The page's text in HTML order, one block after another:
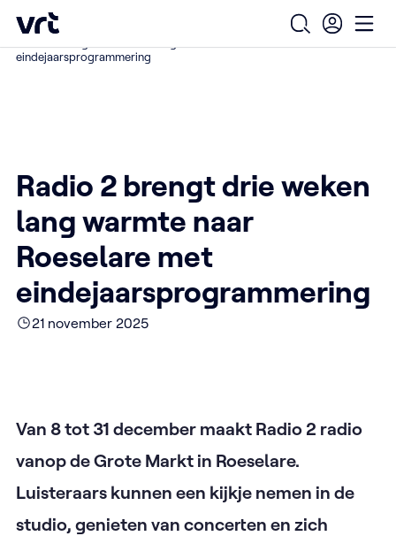
Ga naar de hoofdinhoud
VRT (home)
Open
Home /
eindejaarsprogrammering
Radio 2 brengt drie weken
lang warmte naar
Roeselare met
eindejaarsprogrammering
21 november 2025
Van 8 tot 31 december maakt Radio 2 radio
vanop de Grote Markt in Roeselare.
Luisteraars kunnen een kijkje nemen in de
studio, genieten van concerten en zich